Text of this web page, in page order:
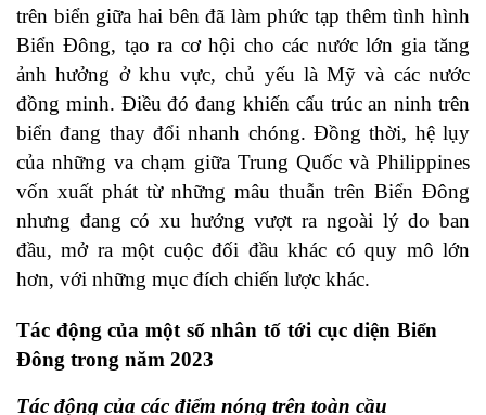
trên biển giữa hai bên đã làm phức tạp thêm tình hình
Biển Đông, tạo ra cơ hội cho các nước lớn gia tăng
ảnh hưởng ở khu vực, chủ yếu là Mỹ và các nước
đồng minh. Điều đó đang khiến cấu trúc an ninh trên
biển đang thay đổi nhanh chóng. Đồng thời, hệ lụy
của những va chạm giữa Trung Quốc và Philippines
vốn xuất phát từ những mâu thuẫn trên Biển Đông
nhưng đang có xu hướng vượt ra ngoài lý do ban
đầu, mở ra một cuộc đối đầu khác có quy mô lớn
hơn, với những mục đích chiến lược khác.
Tác động của một số nhân tố tới cục diện Biển
Đông trong năm 2023
Tác động của các điểm nóng trên toàn cầu